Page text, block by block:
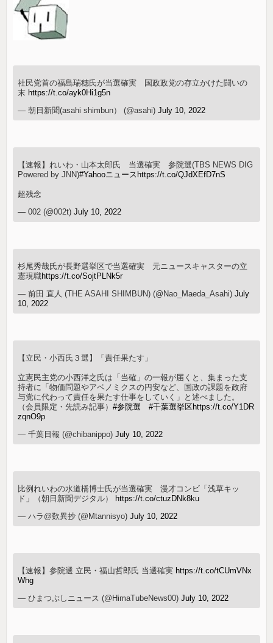
社民党首の福島瑞穗氏が当選確実 国政政党の存立かけた闘いの
末 https://t.co/ayk0Hi1g5n
— 朝日新聞(asahi shimbun） (@asahi)July 10, 2022
【速報】れいわ・山本太郎氏 当選確実 参院選(TBS NEWS DIG
Powered by JNN)#Yahooニュース https://t.co/QJdXEfD7nS
超残念
— 002 (@002t)July 10, 2022
杉尾秀哉氏が長野選挙区で当選確実 元ニュースキャスターの立
憲現職https://t.co/SojtPLNk5r
— 前田 直人 (THE ASAHI SHIMBUN) (@Nao_Maeda_Asahi)July
10, 2022
【立民・小西氏３選】「責任果たす」
立憲民主党の小西洋之氏は「当確」の一報が届くと、集まった支
持者に「物価問題やアベノミクスの円安など、国政の課題を政府
与党に代わって責任を果たす仕事をしていく」と述べました。
（会員限定・先読み記事）#参院選 #千葉選挙区https://t.co/Y1DR
zqnO9p
— 千葉日報 (@chibanippo)July 10, 2022
比例れいわの水道橋博士氏が当選確実 漫才コンビ「浅草キッ
ド」（朝日新聞デジタル）
https://t.co/ctuzDNk8ku
— ハラ@歎異抄 (@Mtannisyo)July 10, 2022
【速報】参院選 立民・福山哲郎氏 当選確実 https://t.co/tCUmVNx
Whg
— ひまつぶしニュース (@HimaTubeNews00)July 10, 2022